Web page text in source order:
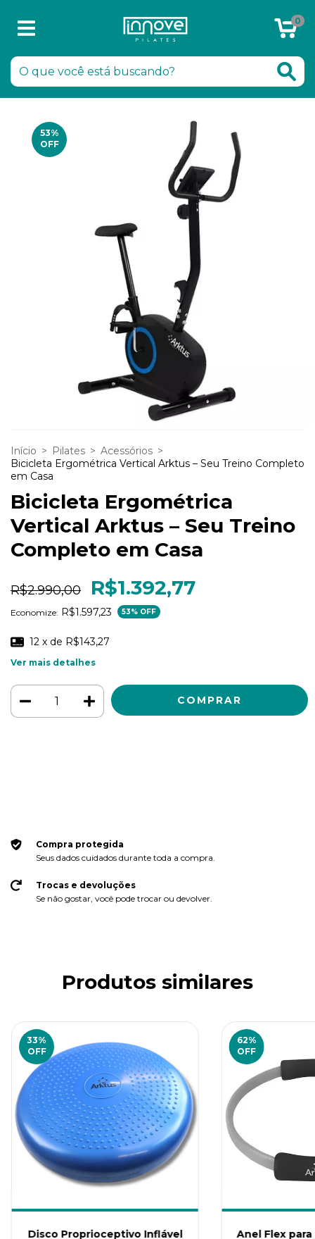
0
53%
OFF
Início > Pilates > Acessórios >
Bicicleta Ergométrica Vertical Arktus – Seu Treino Completo
em Casa
Bicicleta Ergométrica
Vertical Arktus – Seu Treino
Completo em Casa
R$2.990,00 R$1.392,77
Economize: R$1.597,23 53% OFF
12 x de R$143,27
Ver mais detalhes
Compra protegida
Seus dados cuidados durante toda a compra.
Trocas e devoluções
Se não gostar, você pode trocar ou devolver.
Produtos similares
33%
OFF
Disco Proprioceptivo Inflável
62%
OFF
Anel Flex
Chamar no WhatsApp
preencha os dados para iniciar:
INICIAR CONVERSA